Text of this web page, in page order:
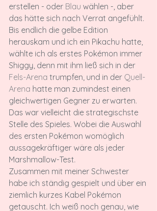
erstellen - oder Blau wählen -, aber
das hätte sich nach Verrat angefühlt.
Bis endlich die gelbe Edition
herauskam und ich ein Pikachu hatte,
wählte ich als erstes Pokémon immer
Shiggy, denn mit ihm ließ sich in der
Fels-Arena trumpfen, und in der Quell-
Arena hatte man zumindest einen
gleichwertigen Gegner zu erwarten.
Das war vielleicht die strategischste
Stelle des Spieles. Wobei die Auswahl
des ersten Pokémon womöglich
aussagekräftiger wäre als jeder
Marshmallow-Test.
Zusammen mit meiner Schwester
habe ich ständig gespielt und über ein
ziemlich kurzes Kabel Pokémon
getauscht. Ich weiß noch genau, wie